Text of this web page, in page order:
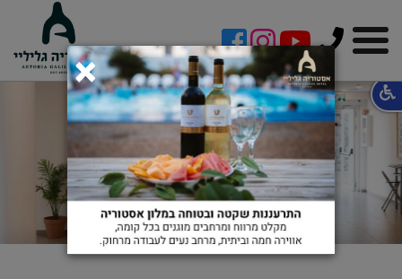
טבריה: עיר תיירות
לכל אחד
×